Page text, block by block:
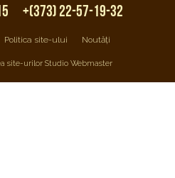
+(373) 22-57-19-32
Politica site-ului Noutăți
site-urilor Studio Webmaster